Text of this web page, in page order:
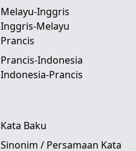
Melayu-Inggris
Inggris-Melayu
Prancis
Prancis-Indonesia
Indonesia-Prancis
Kata Baku
Sinonim / Persamaan Kata